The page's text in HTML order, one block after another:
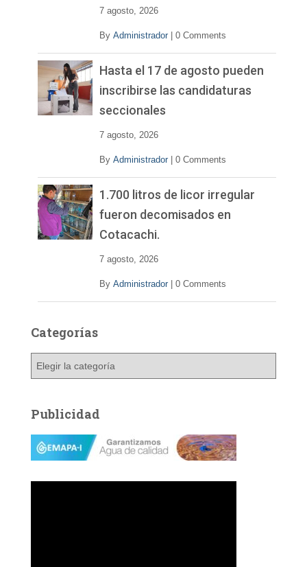
7 agosto, 2026
By Administrador 0 Comments
Hasta el 17 de agosto pueden
inscribirse las candidaturas
seccionales
7 agosto, 2026
By Administrador 0 Comments
1.700 litros de licor irregular
fueron decomisados en
Cotacachi.
7 agosto, 2026
By Administrador 0 Comments
Categorías
g
o
a
Publicidad